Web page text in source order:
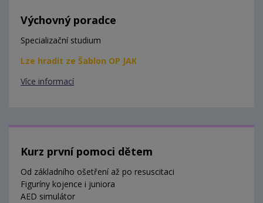
Výchovný poradce
Specializační studium
Lze hradit ze Šablon OP JAK
Více informací
Kurz první pomoci dětem
Od základního ošetření až po resuscitaci
Figuríny kojence i juniora
AED simulátor